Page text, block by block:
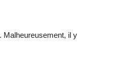
Malheureusement, il y